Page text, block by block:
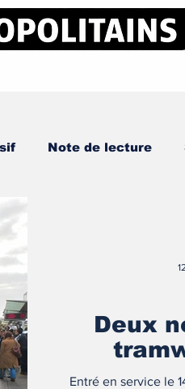
Note de lecture
Deux
Entré en service le